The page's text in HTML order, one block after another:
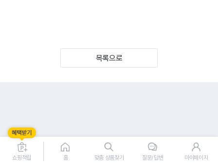
목록으로
쇼핑적립 홈 맞춤 상품찾기 질문/답변 마이페이지